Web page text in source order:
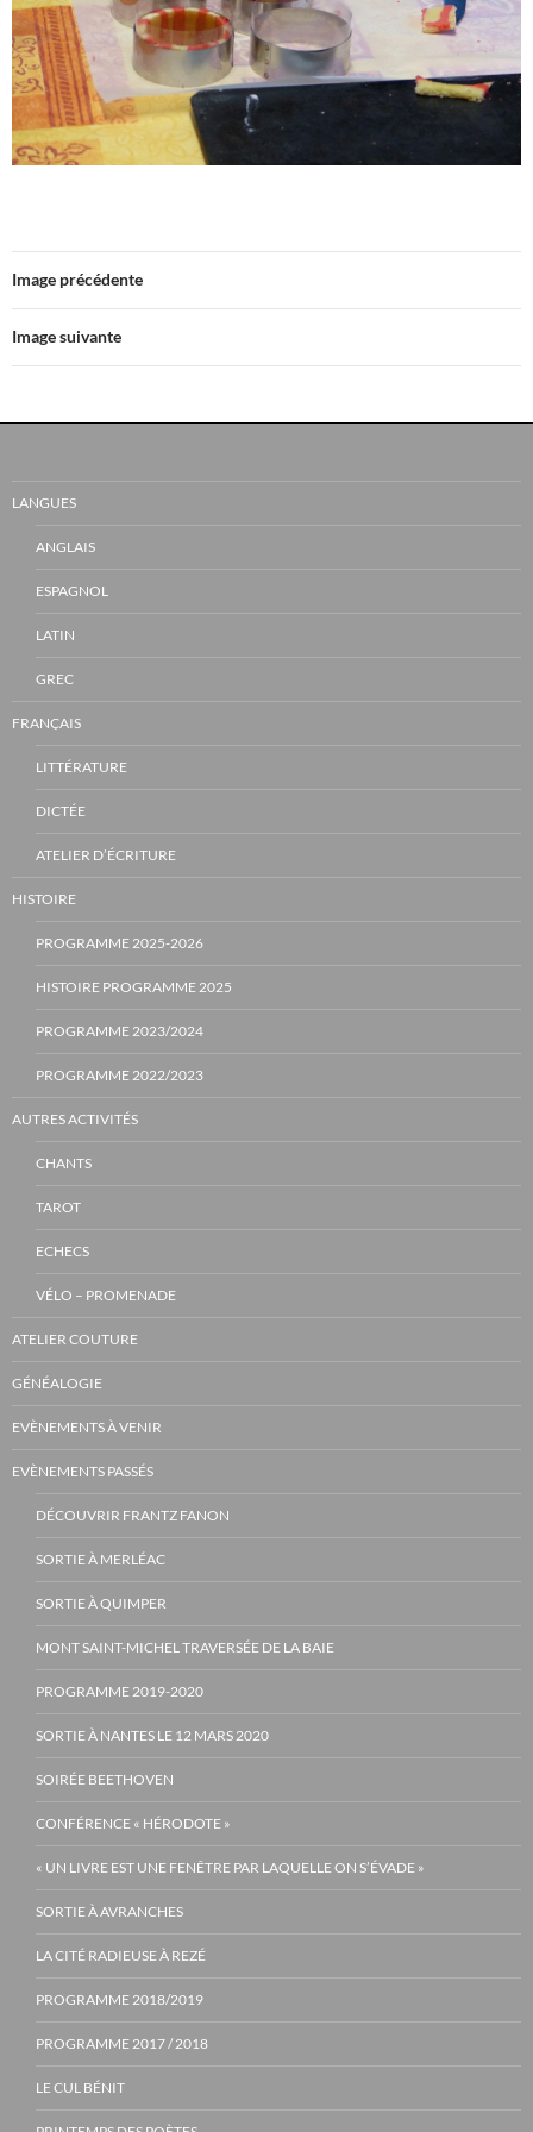
Image précédente
Image suivante
LANGUES
ANGLAIS
ESPAGNOL
LATIN
GREC
FRANÇAIS
LITTÉRATURE
DICTÉE
ATELIER D’ÉCRITURE
HISTOIRE
PROGRAMME 2025-2026
HISTOIRE PROGRAMME 2025
PROGRAMME 2023/2024
PROGRAMME 2022/2023
AUTRES ACTIVITÉS
CHANTS
TAROT
ECHECS
VÉLO – PROMENADE
ATELIER COUTURE
GÉNÉALOGIE
EVÈNEMENTS À VENIR
EVÈNEMENTS PASSÉS
DÉCOUVRIR FRANTZ FANON
SORTIE À MERLÉAC
SORTIE À QUIMPER
MONT SAINT-MICHEL TRAVERSÉE DE LA BAIE
PROGRAMME 2019-2020
SORTIE À NANTES LE 12 MARS 2020
SOIRÉE BEETHOVEN
CONFÉRENCE « HÉRODOTE »
« UN LIVRE EST UNE FENÊTRE PAR LAQUELLE ON S’ÉVADE »
SORTIE À AVRANCHES
LA CITÉ RADIEUSE À REZÉ
PROGRAMME 2018/2019
PROGRAMME 2017 / 2018
LE CUL BÉNIT